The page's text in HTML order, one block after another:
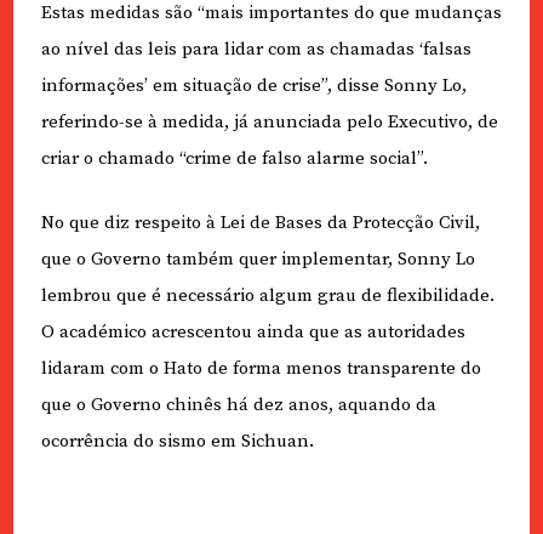
Estas medidas são “mais importantes do que mudanças
ao nível das leis para lidar com as chamadas ‘falsas
informações’ em situação de crise”, disse Sonny Lo,
referindo-se à medida, já anunciada pelo Executivo, de
criar o chamado “crime de falso alarme social”.
No que diz respeito à Lei de Bases da Protecção Civil,
que o Governo também quer implementar, Sonny Lo
lembrou que é necessário algum grau de flexibilidade.
O académico acrescentou ainda que as autoridades
lidaram com o Hato de forma menos transparente do
que o Governo chinês há dez anos, aquando da
ocorrência do sismo em Sichuan.